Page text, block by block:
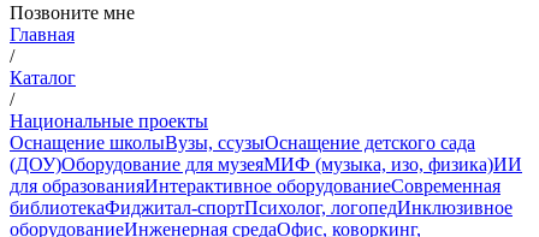
Позвоните мне
Главная
/
Каталог
/
Национальные проекты
Оснащение школыВузы, ссузыОснащение детского сада
(ДОУ)Оборудование для музеяМИФ (музыка, изо, физика)ИИ
для образованияИнтерактивное оборудованиеСовременная
библиотекаФиджитал-спортПсихолог, логопедИнклюзивное
оборудованиеИнженерная средаОфис, коворкинг,